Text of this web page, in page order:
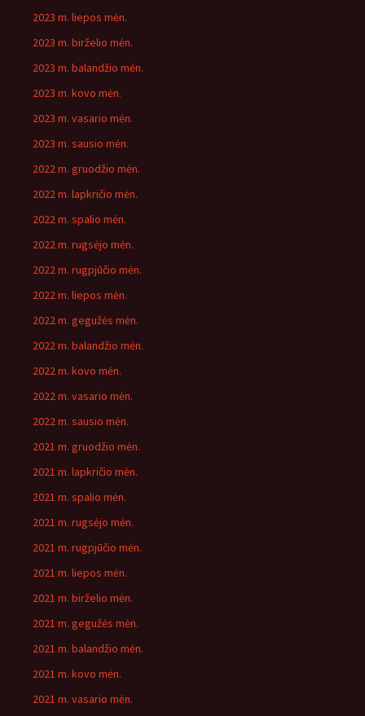
2023 m. liepos mėn.
2023 m. birželio mėn.
2023 m. balandžio mėn.
2023 m. kovo mėn.
2023 m. vasario mėn.
2023 m. sausio mėn.
2022 m. gruodžio mėn.
2022 m. lapkričio mėn.
2022 m. spalio mėn.
2022 m. rugsėjo mėn.
2022 m. rugpjūčio mėn.
2022 m. liepos mėn.
2022 m. gegužės mėn.
2022 m. balandžio mėn.
2022 m. kovo mėn.
2022 m. vasario mėn.
2022 m. sausio mėn.
2021 m. gruodžio mėn.
2021 m. lapkričio mėn.
2021 m. spalio mėn.
2021 m. rugsėjo mėn.
2021 m. rugpjūčio mėn.
2021 m. liepos mėn.
2021 m. birželio mėn.
2021 m. gegužės mėn.
2021 m. balandžio mėn.
2021 m. kovo mėn.
2021 m. vasario mėn.